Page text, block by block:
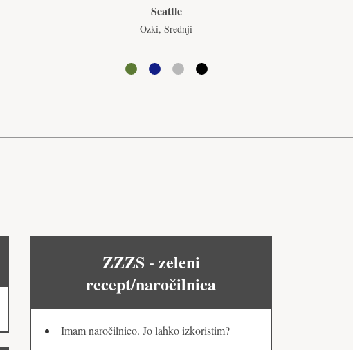
Seattle
Ozki, Srednji
ZZZS - zeleni
recept/naročilnica
Imam naročilnico. Jo lahko izkoristim?